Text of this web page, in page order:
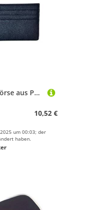
Hochwertige Geldbörse aus PU-Leder mit mehreren Kartenfächern und sicheren Reißverschlüssen, Münzgeldbörse für Männer und Frauen, luxuriöse Geldbörse aus PU-Leder, Schwarz , Mass Beauty
10,52 €
um 00:03; der
haben.